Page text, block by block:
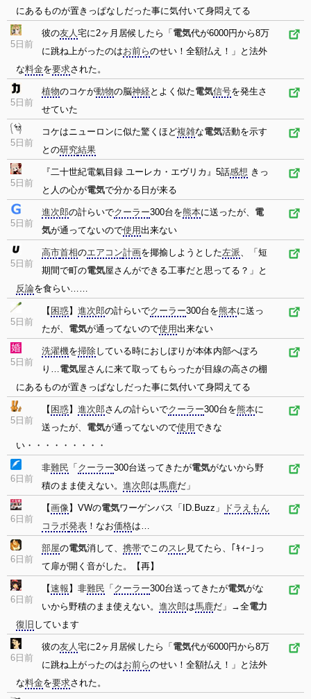
にあるものが置きっぱなしだった事に気付いて身悶えてる
5日前
彼の友人宅に2ヶ月居候したら「 電気代が6000円から8万
に跳ね上がったのはお前らのせい！全額払え！」と法外
な料金を要求された。
5日前
植物のコケが動物の脳神経とよく似た電気信号を発生さ
せていた
5日前
コケはニューロンに似た驚くほど複雑な電気活動を示す
との研究結果
5日前
『二十世紀電氣目録 ユーレカ・エヴリカ』5話感想 きっ
と人の心が電気で分かる日が来る
5日前
進次郎の計らいでクーラー300台を熊本に送ったが、 電
気が通ってないので使用出来ない
5日前
高市首相のエアコン計画を揶揄しようとした左派、「短
期間で町の電気屋さんができる工事だと思ってる？」と
反論を食らい……
5日前
【 困惑】 進次郎の計らいでクーラー300台を熊本に送っ
たが、 電気が通ってないので使用出来ない
5日前
洗濯機を掃除している時におしぼりが本体内部へぽろ
り…電気屋さんに来て取ってもらったが目線の高さの棚
にあるものが置きっぱなしだった事に気付いて身悶えてる
5日前
【 困惑】 進次郎さんの計らいでクーラー300台を熊本に
送ったが、 電気が通ってないので使用できな
い・・・・・・・・・
6日前
非難民 「 クーラー300台送ってきたが電気がないから野
積のまま使えない。 進次郎は馬鹿だ」
6日前
【画像】VWの電気ワーゲンバス「ID.Buzz」
ドラえもん
コラボ発表 ！なお価格は…
6日前
部屋の電気消して、 携帯でこのスレ 見てたら、｢ｷｨｰ｣っ
て扉が開く音がした。【再】
6日前
【速報 】非難民 「 クーラー300台送ってきたが電気がな
いから野積のまま使えない。 進次郎は馬鹿だ」→全電力
復旧 しています
6日前
彼の友人宅に2ヶ月居候したら「 電気代が6000円から8万
に跳ね上がったのはお前らのせい！全額払え！」と法外
な料金を要求された。